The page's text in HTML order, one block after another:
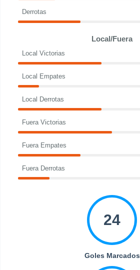
Derrotas
Local/Fuera
Local Victorias
Local Empates
Local Derrotas
Fuera Victorias
Fuera Empates
Fuera Derrotas
24
Goles Marcados